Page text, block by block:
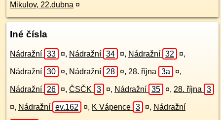
Mikulov, 22.dubna ¤
Iné čísla
Nádražní 33 ¤, Nádražní 34 ¤, Nádražní 32 ¤,
Nádražní 30 ¤, Nádražní 28 ¤, 28. října 3a ¤,
Nádražní 26 ¤, ČSČK 3 ¤, Nádražní 35 ¤, 28. října 3
¤, Nádražní ev.162 ¤, K Vápence 3 ¤, Nádražní